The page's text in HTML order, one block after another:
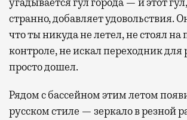
странно, добавляет удовольствия.
что ты никуда не летел, не стоял на
контроле, не искал переходник для
просто дошел.
Рядом с бассейном этим летом
русском стиле — зеркало в резной